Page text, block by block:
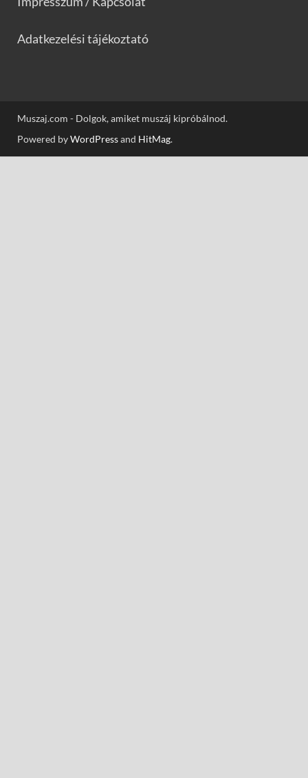
Adatkezelési tájékoztató
Muszaj.com - Dolgok, amiket muszáj kipróbálnod.
Powered byWordPressand HitMag.